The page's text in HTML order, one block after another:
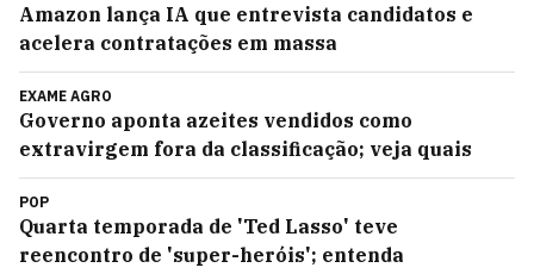
Amazon lança IA que entrevista candidatos e
acelera contratações em massa
EXAME AGRO
Governo aponta azeites vendidos como
extravirgem fora da classificação; veja quais
POP
Quarta temporada de 'Ted Lasso' teve
reencontro de 'super-heróis'; entenda